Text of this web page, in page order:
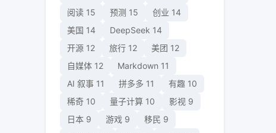
阅读 15 预测 15 创业 14
美国 14 DeepSeek 14
开源 12 旅行 12 美团 12
自媒体 12 Markdown 11
AI 叙事 11 拼多多 11 有趣 10
稀奇 10 量子计算 10 影视 9
日本 9 游戏 9 移民 9